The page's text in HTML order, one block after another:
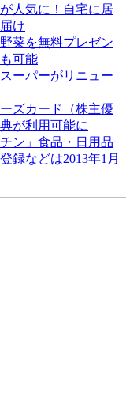
人気に！自宅に居
け
菜を無料プレゼン
可能
ーパーがリニュー
ズカード（株主優
が利用可能に
ン」食品・日用品
録などは2013年1月